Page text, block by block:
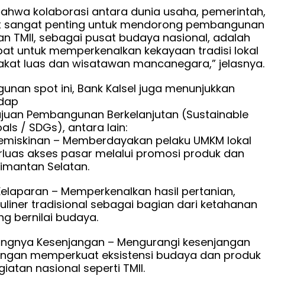
kolaborasi antara dunia usaha, pemerintah,
penting untuk mendorong pembangunan
TMII, sebagai pusat budaya nasional, adalah
untuk memperkenalkan kekayaan tradisi lokal
luas dan wisatawan mancanegara,” jelasnya.
spot ini, Bank Kalsel juga menunjukkan
Pembangunan Berkelanjutan (Sustainable
/ SDGs), antara lain:
– Memberdayakan pelaku UMKM lokal
akses pasar melalui promosi produk dan
Selatan.
– Memperkenalkan hasil pertanian,
tradisional sebagai bagian dari ketahanan
bernilai budaya.
Kesenjangan – Mengurangi kesenjangan
memperkuat eksistensi budaya dan produk
nasional seperti TMII.